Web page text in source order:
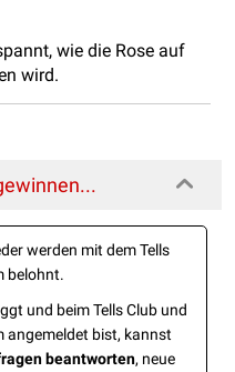
wie die Rose auf
wird.
werden mit dem Tells
belohnt.
und beim Tells Club und
angemeldet bist, kannst
beantworten, neue